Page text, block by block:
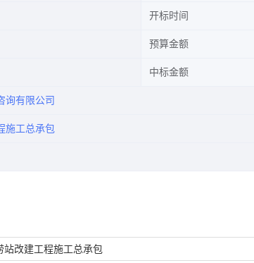
开标时间
预算金额
中标金额
询有限公司
施工总承包
站改建工程施工总承包